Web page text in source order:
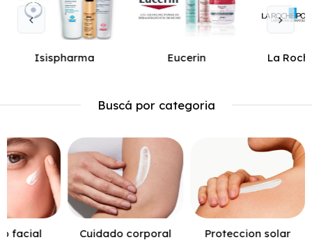
Isispharma Eucerin La
Buscá por categoria
facial Cuidado corporal Proteccion solar